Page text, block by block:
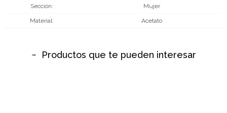
Sección Mujer
Material Acetato
Productos que te pueden interesar